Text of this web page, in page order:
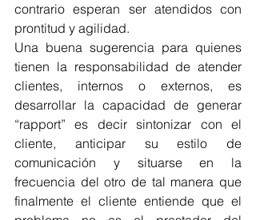
contrario esperan ser atendidos con
prontitud y agilidad.
Una buena sugerencia para quienes
tienen la responsabilidad de atender
clientes, internos o externos, es
desarrollar la capacidad de generar
“rapport” es decir sintonizar con el
cliente, anticipar su estilo de
comunicación y situarse en la
frecuencia del otro de tal manera que
finalmente el cliente entiende que el